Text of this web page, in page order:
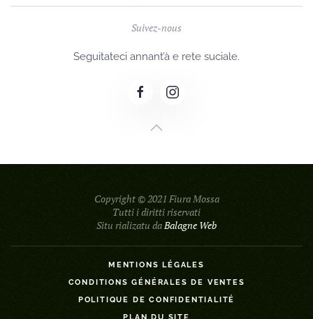
Suivez-nous
Seguitateci annant’à e rete suciale.
Copyright © 2021 Fiura Mossa
Tutti i diritti riservati
Situ rializatu daBalagne Web
MENTIONS LÉGALES
CONDITIONS GÉNÉRALES DE VENTES
POLITIQUE DE CONFIDENTIALITÉ
PLAN DU SITE